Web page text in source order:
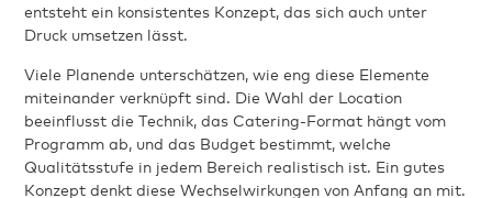
entsteht ein konsistentes Konzept, das sich auch unter
Druck umsetzen lässt.
Viele Planende unterschätzen, wie eng diese Elemente
miteinander verknüpft sind. Die Wahl der Location
beeinflusst die Technik, das Catering-Format hängt vom
Programm ab, und das Budget bestimmt, welche
Qualitätsstufe in jedem Bereich realistisch ist. Ein gutes
Konzept denkt diese Wechselwirkungen von Anfang an mit.